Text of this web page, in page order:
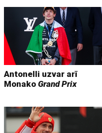
Antonelli uzvar arī
MonakoGrand Prix